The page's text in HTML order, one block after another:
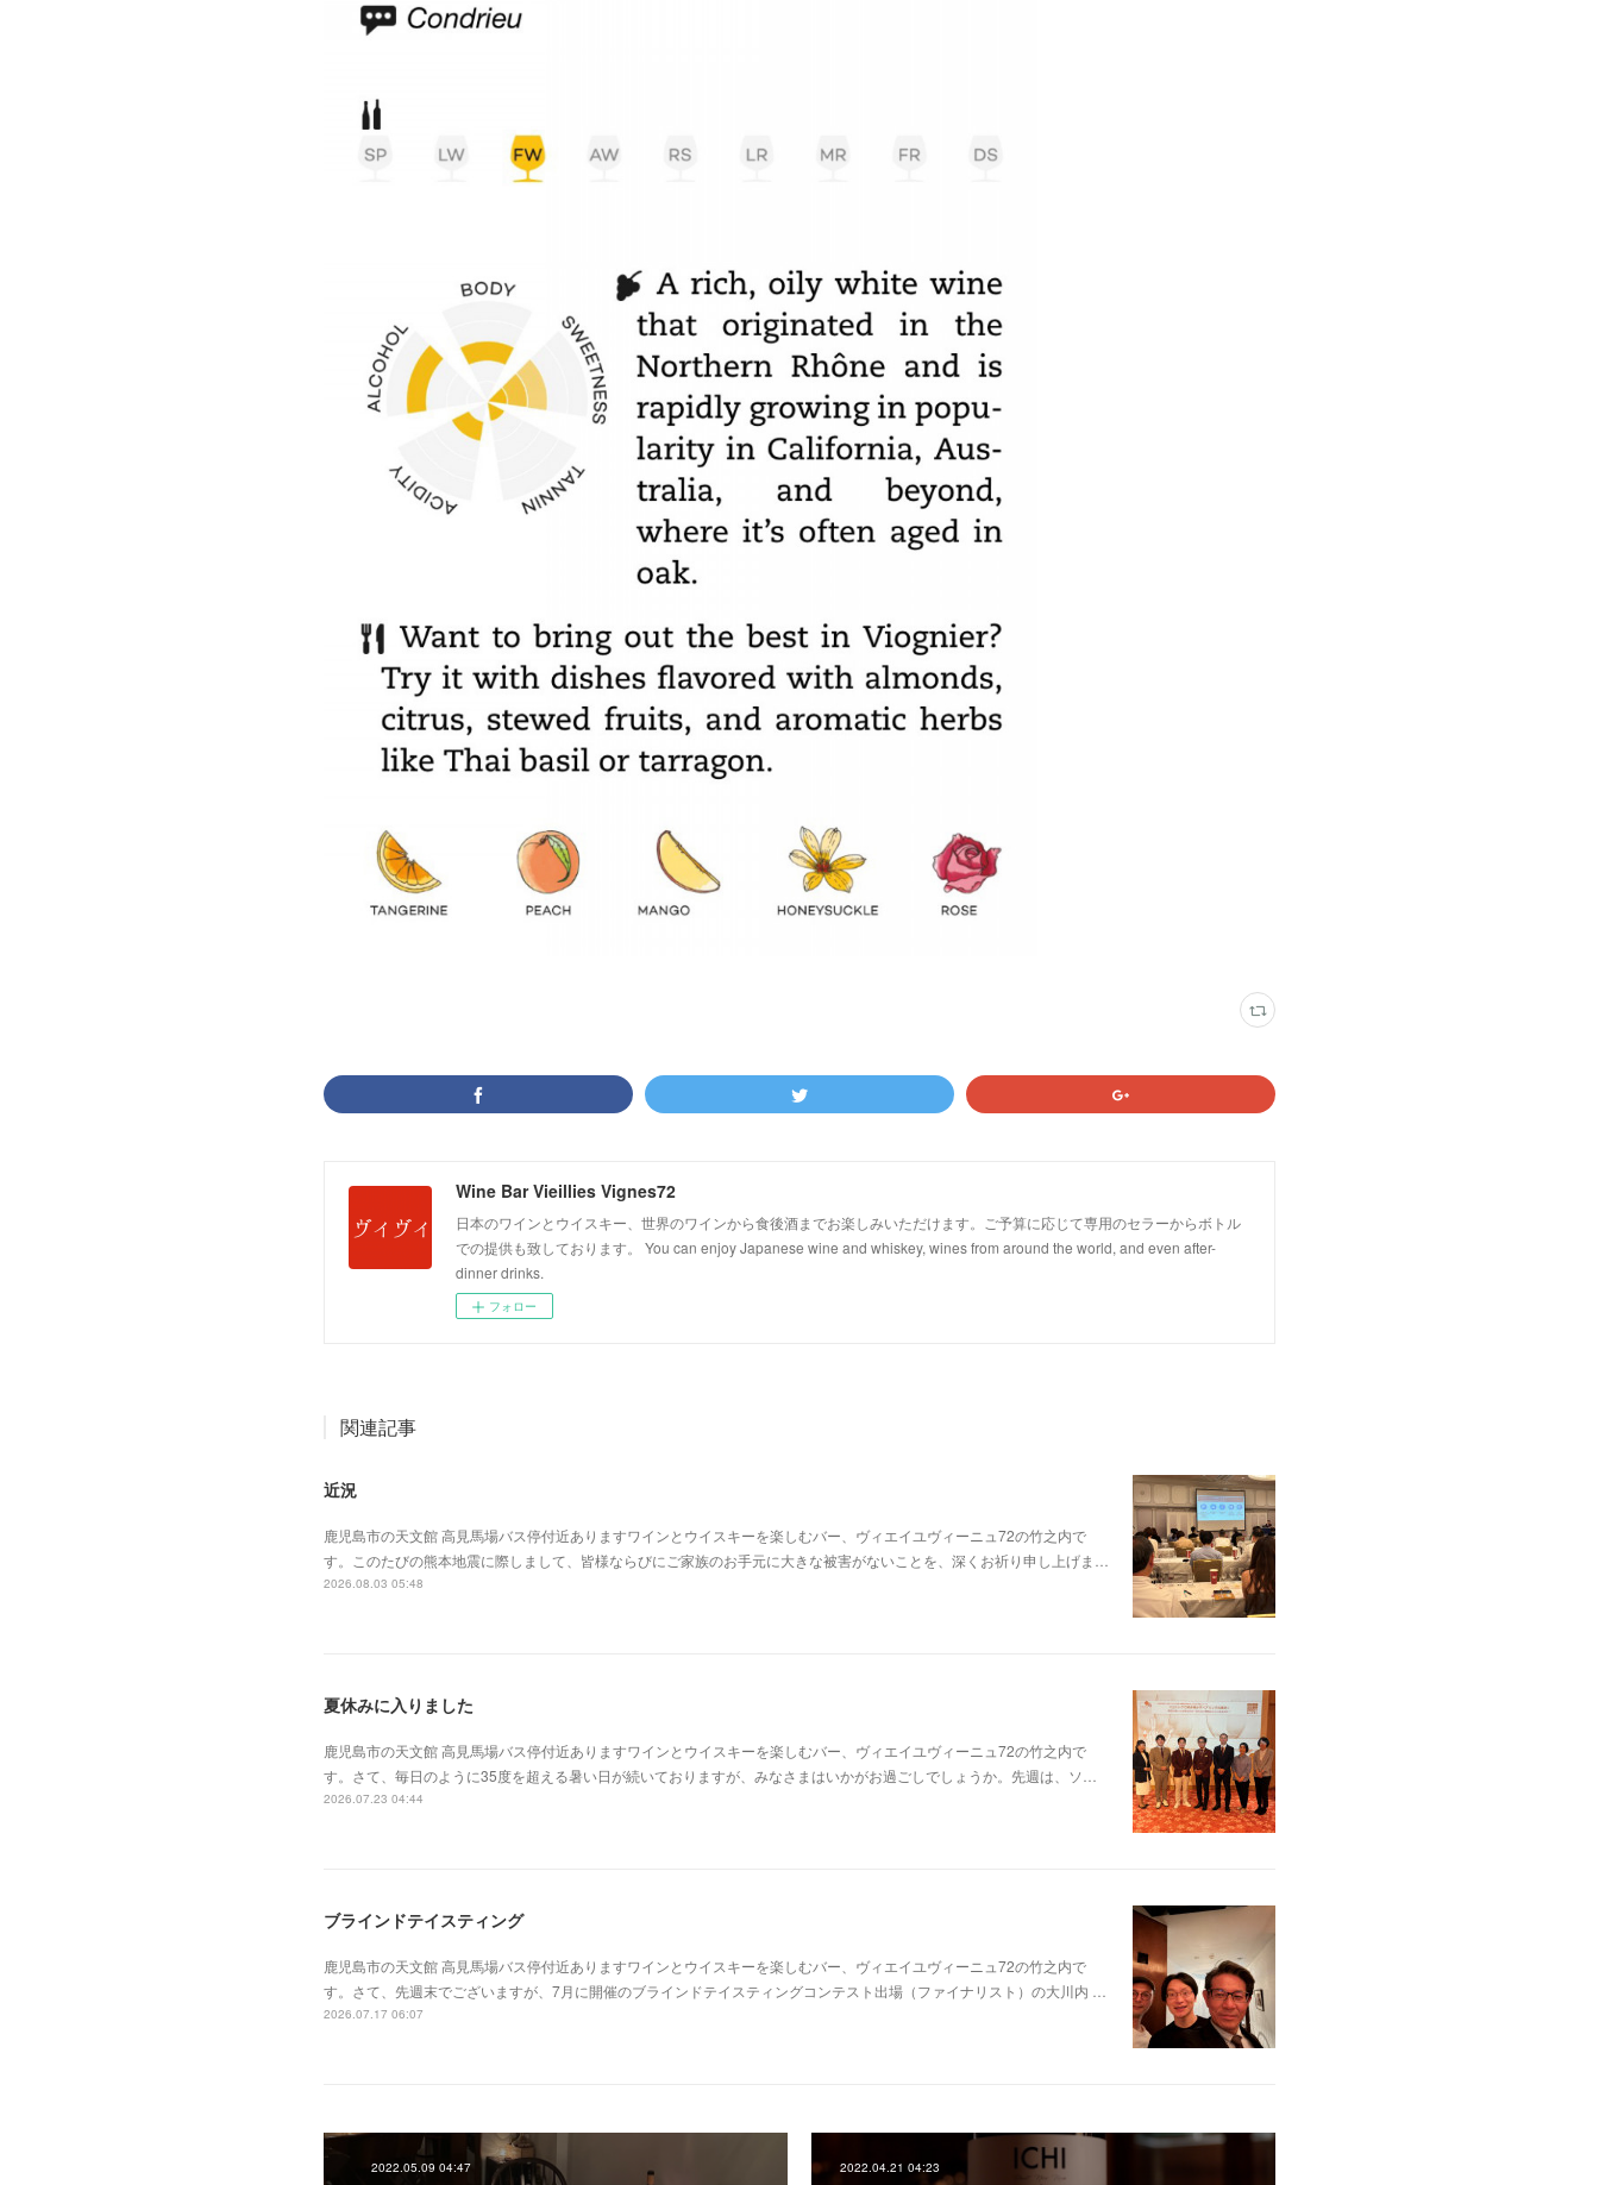
Wine Bar Vieillies Vignes72
日本のワインとウイスキー、世界のワインから食後酒までお楽しみいただけます。ご予算に応じて専用のセラーからボトル
での提供も致しております。 You can enjoy Japanese wine and whiskey, wines from around the world, and even after-
dinner drinks.
フォロー
関連記事
近況
鹿児島市の天文館 高見馬場バス停付近ありますワインとウイスキーを楽しむバー、ヴィエイユヴィーニュ72の竹之内で
す。このたびの熊本地震に際しまして、皆様ならびにご家族のお手元に大きな被害がないことを、深くお祈り申し上げま…
2026.08.03 05:48
夏休みに入りました
鹿児島市の天文館 高見馬場バス停付近ありますワインとウイスキーを楽しむバー、ヴィエイユヴィーニュ72の竹之内で
す。さて、毎日のように35度を超える暑い日が続いておりますが、みなさまはいかがお過ごしでしょうか。先週は、ソ…
2026.07.23 04:44
ブラインドテイスティング
鹿児島市の天文館 高見馬場バス停付近ありますワインとウイスキーを楽しむバー、ヴィエイユヴィーニュ72の竹之内で
す。さて、先週末でございますが、7月に開催のブラインドテイスティングコンテスト出場（ファイナリスト）の大川内 …
2026.07.17 06:07
2022.05.09 04:47 2022.04.21 04:23